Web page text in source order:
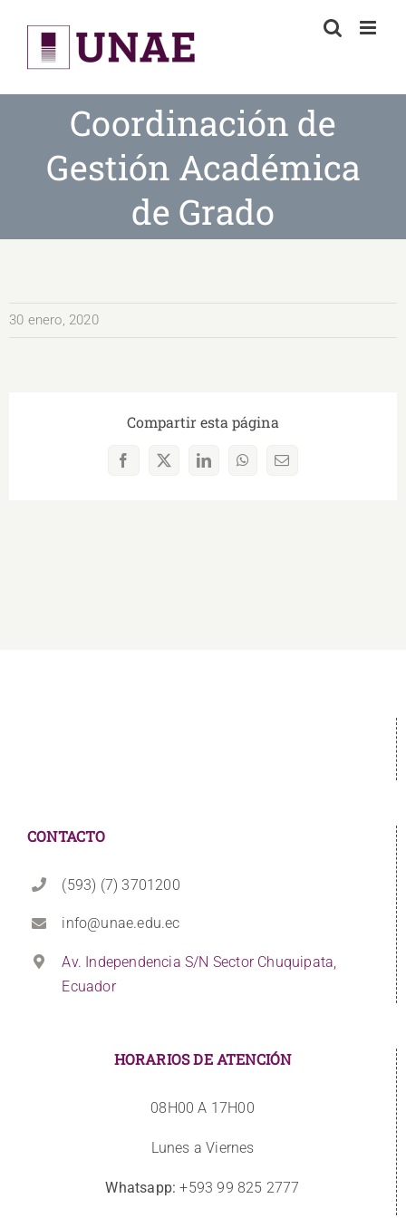
content
Coordinación de
Gestión Académica
de Grado
30 enero, 2020
Compartir esta página
Facebook
X LinkedInWhatsAppCorreo
CONTACTO
(593) (7) 3701200
info@unae.edu.ec
Av. Independencia S/N Sector Chuquipata,
Ecuador
HORARIOS DE ATENCIÓN
08H00 A 17H00
Lunes a Viernes
Whatsapp: +593 99 825 2777